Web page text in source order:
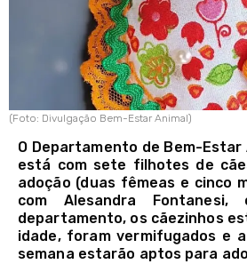
(Foto: Divulgação Bem-Estar Animal)
O Departamento de Bem-Estar
está com sete filhotes de
adoção (duas fêmeas e cinco
com Alesandra Fontanesi,
departamento, os cãezinhos
idade, foram vermifugados e
semana estarão aptos para